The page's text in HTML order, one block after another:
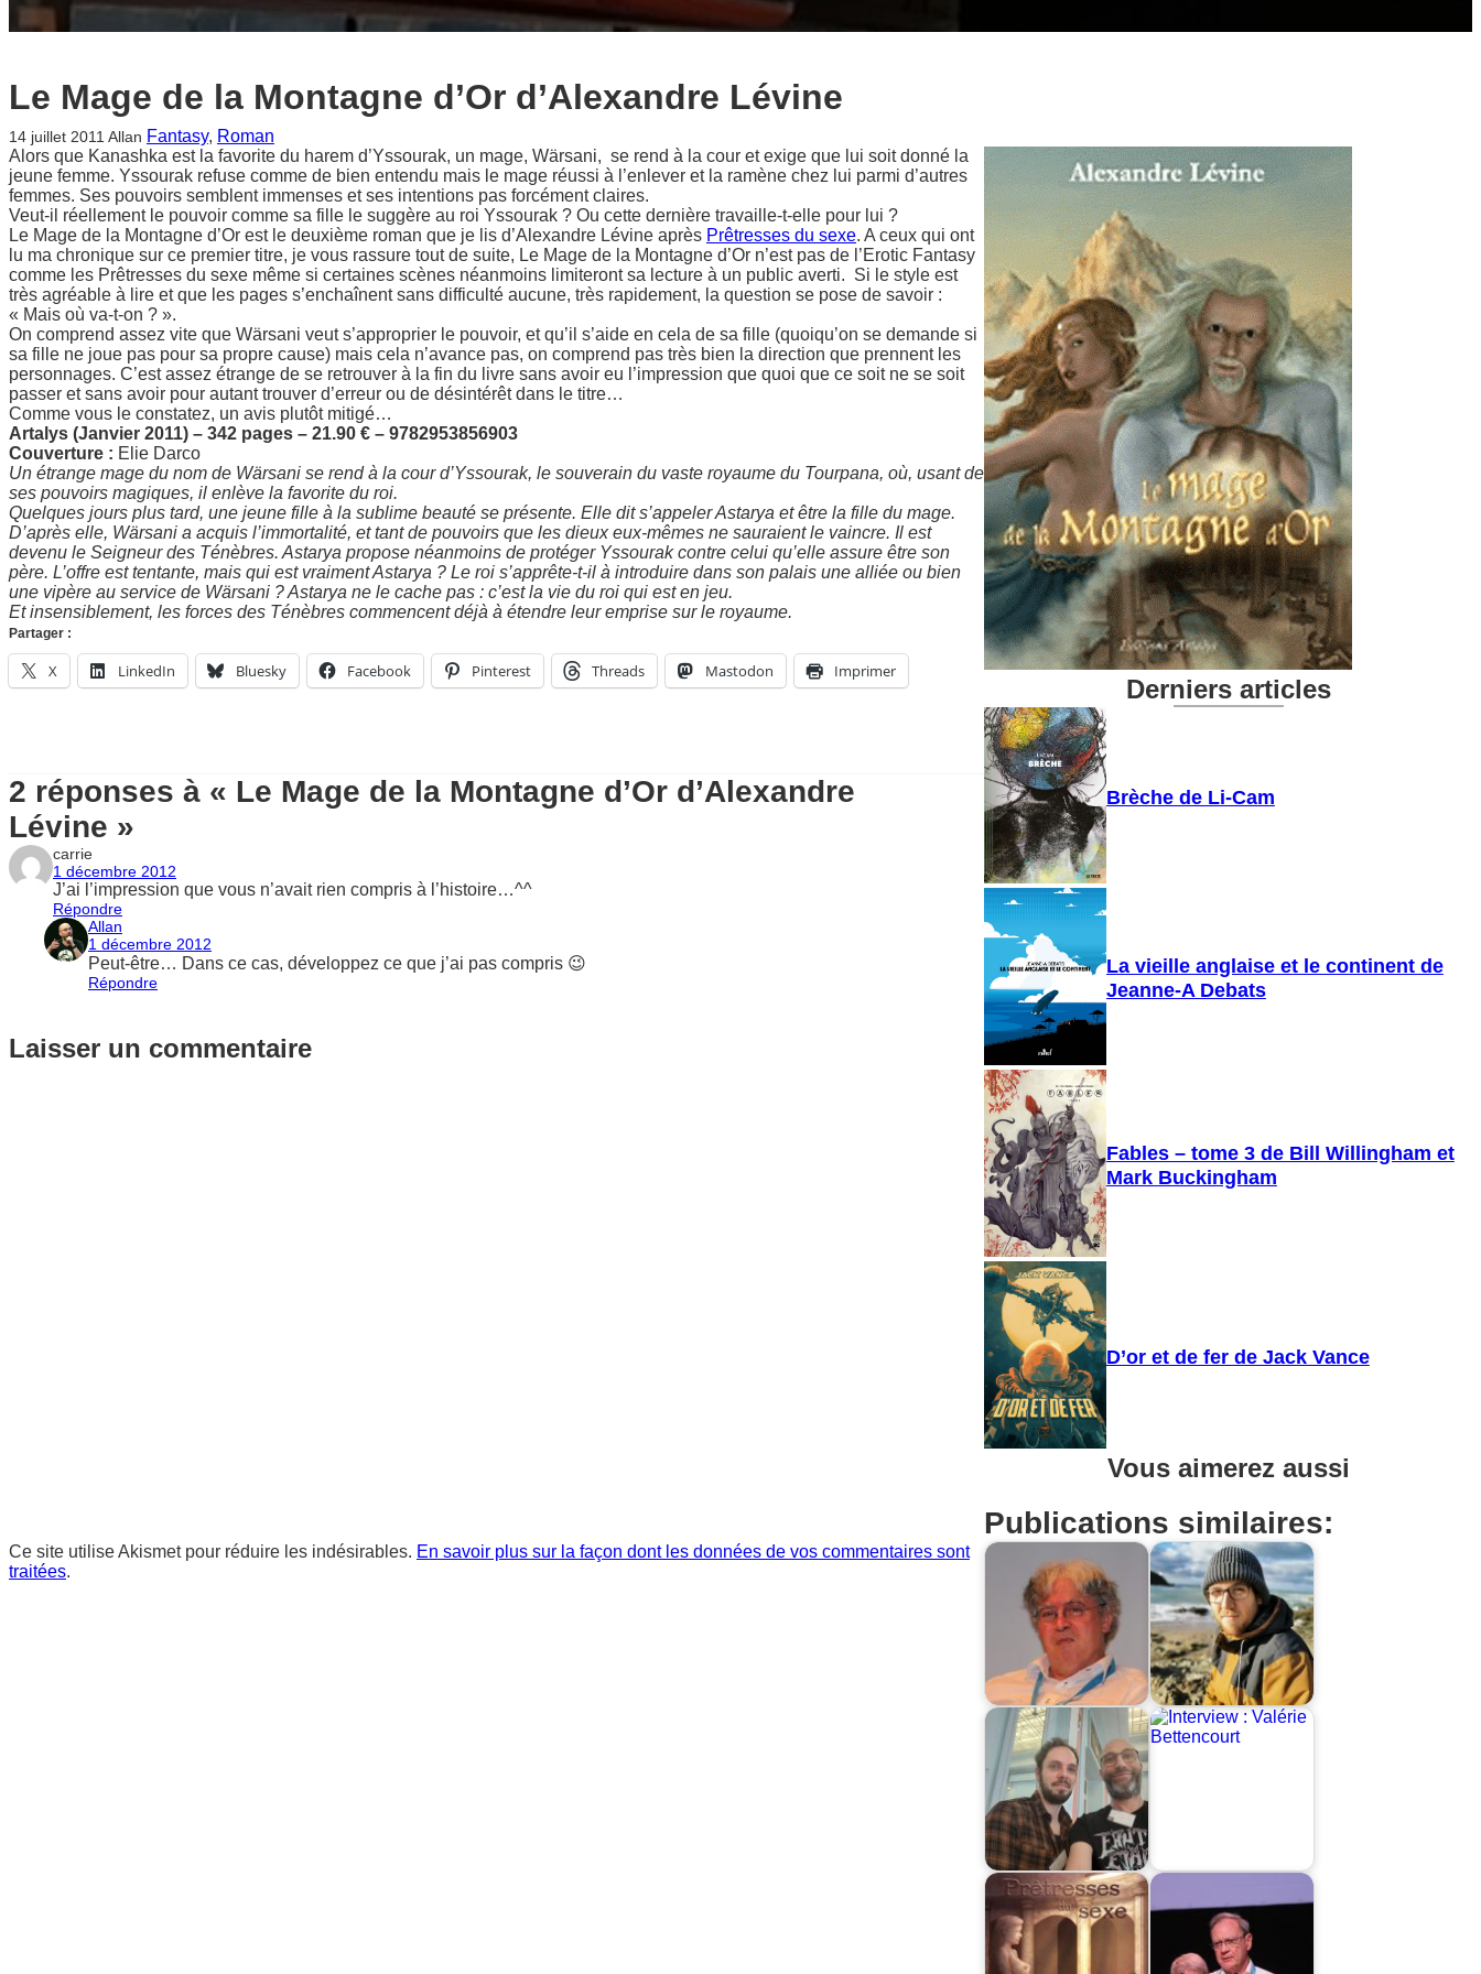
Le Mage de la Montagne d’Or d’Alexandre Lévine
14 juillet 2011 Allan Fantasy, Roman
Alors que Kanashka est la favorite du harem d’Yssourak, un mage, Wärsani, se rend à la cour et exige que lui soit donné la
jeune femme. Yssourak refuse comme de bien entendu mais le mage réussi à l’enlever et la ramène chez lui parmi d’autres
femmes. Ses pouvoirs semblent immenses et ses intentions pas forcément claires.
Veut-il réellement le pouvoir comme sa fille le suggère au roi Yssourak ? Ou cette dernière travaille-t-elle pour lui ?
Le Mage de la Montagne d’Or est le deuxième roman que je lis d’Alexandre Lévine après Prêtresses du sexe. A ceux qui ont
lu ma chronique sur ce premier titre, je vous rassure tout de suite, Le Mage de la Montagne d’Or n’est pas de l’Erotic Fantasy
comme les Prêtresses du sexe même si certaines scènes néanmoins limiteront sa lecture à un public averti. Si le style est
très agréable à lire et que les pages s’enchaînent sans difficulté aucune, très rapidement, la question se pose de savoir :
« Mais où va-t-on ? ».
On comprend assez vite que Wärsani veut s’approprier le pouvoir, et qu’il s’aide en cela de sa fille (quoiqu’on se demande si
sa fille ne joue pas pour sa propre cause) mais cela n’avance pas, on comprend pas très bien la direction que prennent les
personnages. C’est assez étrange de se retrouver à la fin du livre sans avoir eu l’impression que quoi que ce soit ne se soit
passer et sans avoir pour autant trouver d’erreur ou de désintérêt dans le titre…
Comme vous le constatez, un avis plutôt mitigé…
Artalys (Janvier 2011) – 342 pages – 21.90 € – 9782953856903
Couverture : Elie Darco
Un étrange mage du nom de Wärsani se rend à la cour d’Yssourak, le souverain du vaste royaume du Tourpana, où, usant de
ses pouvoirs magiques, il enlève la favorite du roi.
Quelques jours plus tard, une jeune fille à la sublime beauté se présente. Elle dit s’appeler Astarya et être la fille du mage.
D’après elle, Wärsani a acquis l’immortalité, et tant de pouvoirs que les dieux eux-mêmes ne sauraient le vaincre. Il est
devenu le Seigneur des Ténèbres. Astarya propose néanmoins de protéger Yssourak contre celui qu’elle assure être son
père. L’offre est tentante, mais qui est vraiment Astarya ? Le roi s’apprête-t-il à introduire dans son palais une alliée ou bien
une vipère au service de Wärsani ? Astarya ne le cache pas : c’est la vie du roi qui est en jeu.
Et insensiblement, les forces des Ténèbres commencent déjà à étendre leur emprise sur le royaume.
Partager :
X LinkedIn Bluesky Facebook Pinterest Threads Mastodon Imprimer
2 réponses à « Le Mage de la Montagne d’Or d’Alexandre
Lévine »
carrie
1 décembre 2012
J’ai l’impression que vous n’avait rien compris à l’histoire…^^
Répondre
Allan
1 décembre 2012
Peut-être… Dans ce cas, développez ce que j’ai pas compris 😉
Répondre
Laisser un commentaire
Ce site utilise Akismet pour réduire les indésirables. En savoir plus sur la façon dont les données de vos commentaires sont
traitées.
Derniers articles
Brèche de Li-Cam
La vieille anglaise et le continent de
Jeanne-A Debats
Fables – tome 3 de Bill Willingham et
Mark Buckingham
D’or et de fer de Jack Vance
Vous aimerez aussi
Publications similaires: